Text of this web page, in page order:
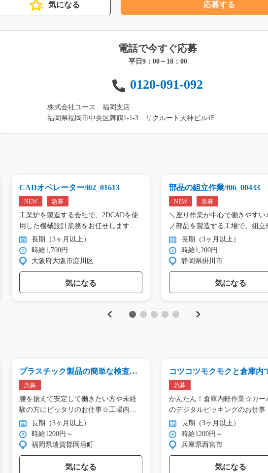
気になる 応募する
電話で今すぐ応募
平日9：00～18：00
0120-091-092
株式会社ユース 福岡支店
福岡県福岡市中央区舞鶴1-1-3 リクルート天神ビル4F
Previous
CADオペレーター/i02_01613
NEW 急募
工業炉を製造する会社で、2DCADを使
用した機械設計業務をお任せします。
…
長期（3ヶ月以上）
時給1,700円
大阪府大阪市淀川区
気になる
部品の組立作業/t06_00433
NEW 急募
＼座り作業が中心で働きやすい
ノ部品を製造する工場で、組
長期（3ヶ月以上）
時給1,200円
静岡県掛川市
気になる
Next
プラスチック製品の簡単な検査の
お仕事/y08_00991
急募
腰を据えて安定して働きたい方や未経
験の方にピッタリのお仕事☆工場内で
金… 長期（3ヶ月以上）
時給1200円～
福岡県遠賀郡岡垣町
気になる
コツコツモクモクと倉庫内
ッキング/i02_00761
急募
かんたん！倉庫内軽作業☆カー
のデジタルピッキングのお仕事
ら… 長期（3ヶ月以上）
時給1200円～
兵庫県西宮市
気になる